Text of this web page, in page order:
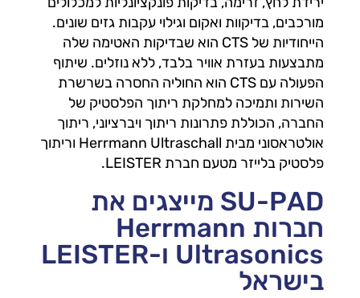
מורכבים, בדיקוות ואקום וגילוי עקבות גזים שונים.
הייחודיות של CTS הוא שבדיקות האטימה שלה
מתבצעות בעזרת אוויר בלבד, ללא נוזלים. שיתוף
הפעולה עם CTS הוא החוליה החסרה בשרשרת
השירות ותמיכה למחלקת ריתוך הפלסטיק של
החברה, הכוללת פתרונות ריתוך ויברציוני, ריתוך
אולטראסוני מבית Herrmann Ultraschall וריתוך
פלסטיק בלייזר מטעם חברת LEISTER.
SU-PAD מייצגים את
חברות Herrmann
Ultrasonics ו-LEISTER
בישראל